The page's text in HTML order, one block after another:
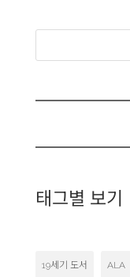
태그별 보기
19세기 도서 ALA